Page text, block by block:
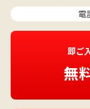
電
即ご
無